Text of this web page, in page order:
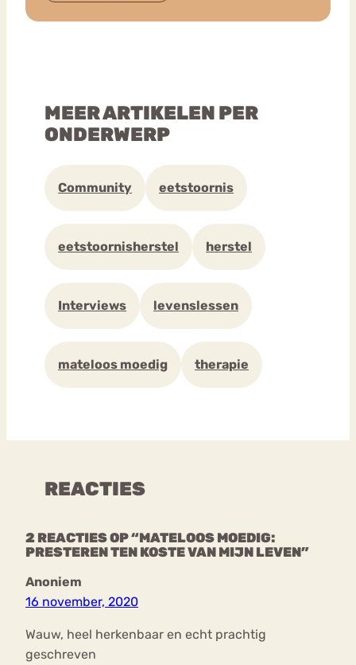
MEER ARTIKELEN PER
ONDERWERP
Community eetstoornis
eetstoornisherstel herstel
Interviews levenslessen
mateloos moedig therapie
REACTIES
2 REACTIES OP “MATELOOS MOEDIG:
PRESTEREN TEN KOSTE VAN MIJN LEVEN”
Anoniem
16 november, 2020
Wauw, heel herkenbaar en echt prachtig
geschreven